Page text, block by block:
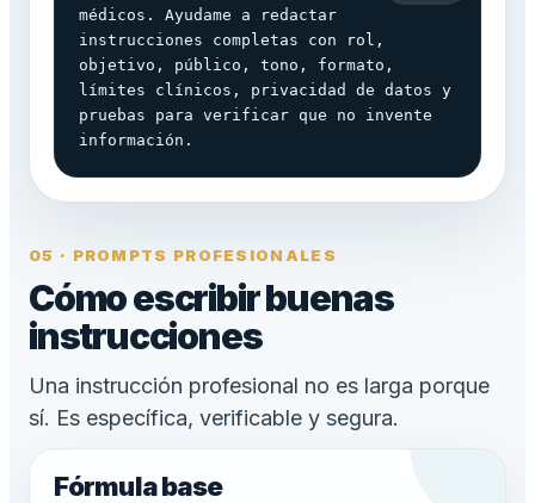
médicos. Ayudame a redactar
instrucciones completas con rol,
objetivo, público, tono, formato,
límites clínicos, privacidad de datos y
pruebas para verificar que no invente
información.
05 · PROMPTS PROFESIONALES
Cómo escribir buenas
instrucciones
Una instrucción profesional no es larga porque
sí. Es específica, verificable y segura.
Fórmula base